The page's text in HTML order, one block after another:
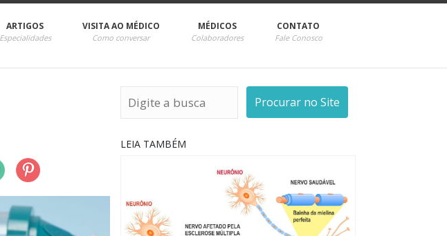
ARTIGOS
Especialidades
VISITA AO MÉDICO
Como conversar
MÉDICOS
Colaboradores
CONTATO
Fale Conosco
Procurar no Site
LEIA TAMBÉM